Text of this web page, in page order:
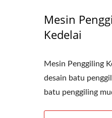
Mesin
Kedelai
Mesin Penggiling
desain batu
batu penggiling